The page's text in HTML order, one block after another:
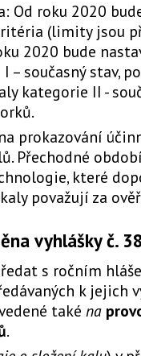
Od roku 2020
(limity jsou
2020 bude
současný stav,
kategorie II -
prokazování
Přechodné
které
považují za
vyhlášky č.
s ročním
k jejich
také na
.